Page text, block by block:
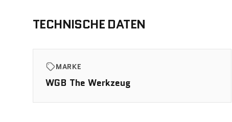
TECHNISCHE DATEN
MARKE
WGB The Werkzeug